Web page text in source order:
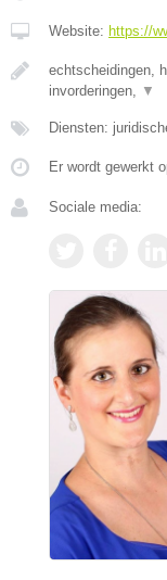
Website: https://
echtscheidingen,
invorderingen,
▼
Diensten:
Er wordt gewerkt
Sociale media: